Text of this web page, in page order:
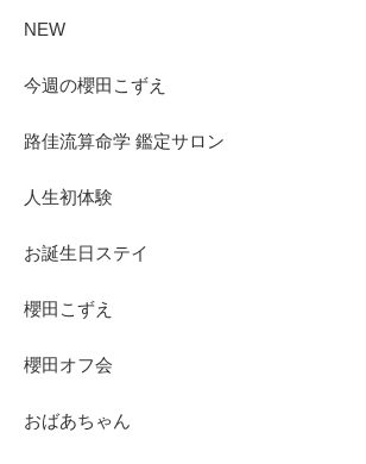
NEW
今週の櫻田こずえ
路佳流算命学 鑑定サロン
人生初体験
お誕生日ステイ
櫻田こずえ
櫻田オフ会
おばあちゃん